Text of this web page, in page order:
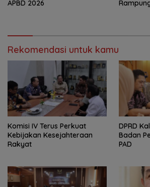
APBD 2026
Rekomendasi untuk kamu
Komisi IV Terus Perkuat
Kebijakan Kesejahteraan
Rakyat
‎DPRD
Badan
PAD